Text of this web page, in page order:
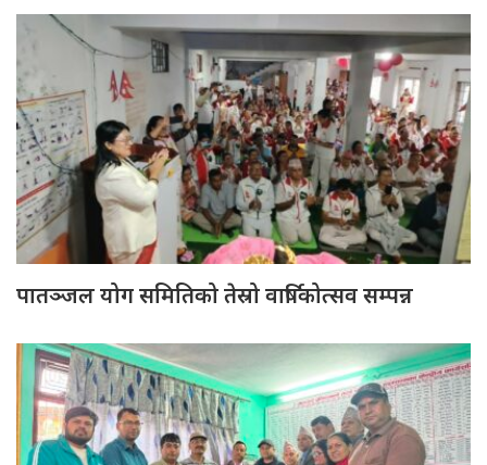
पातञ्जल योग समितिको तेस्रो वार्षिकोत्सव सम्पन्न